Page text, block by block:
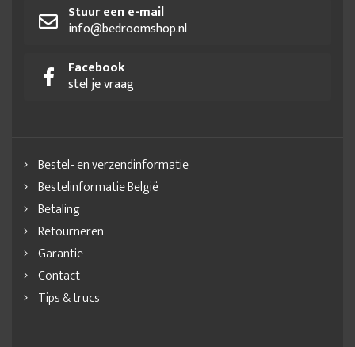
Stuur een e-mail
info@bedroomshop.nl
Facebook
stel je vraag
Bestel- en verzendinformatie
Bestelinformatie België
Betaling
Retourneren
Garantie
Contact
Tips & trucs